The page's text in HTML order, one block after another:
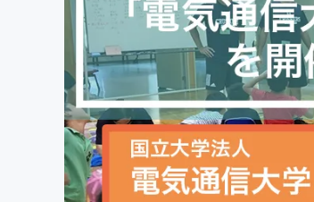
ビジネス・起業
まちづくり・地域活性化